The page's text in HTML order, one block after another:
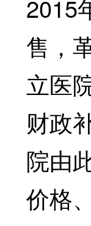
2015
售，
立医
财政
院由
价格